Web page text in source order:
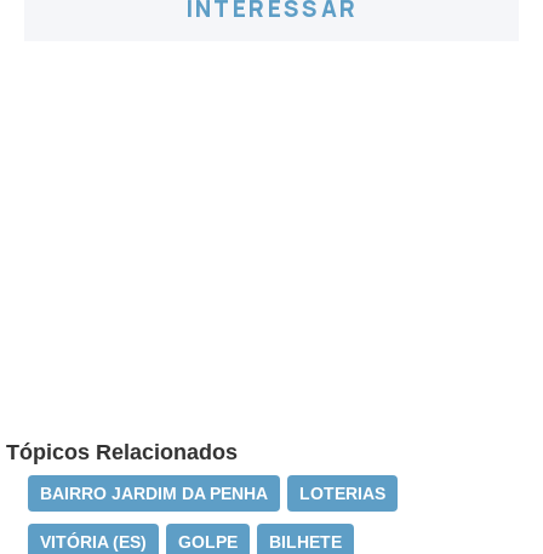
INTERESSAR
Tópicos Relacionados
BAIRRO JARDIM DA PENHA LOTERIAS
VITÓRIA (ES) GOLPE BILHETE